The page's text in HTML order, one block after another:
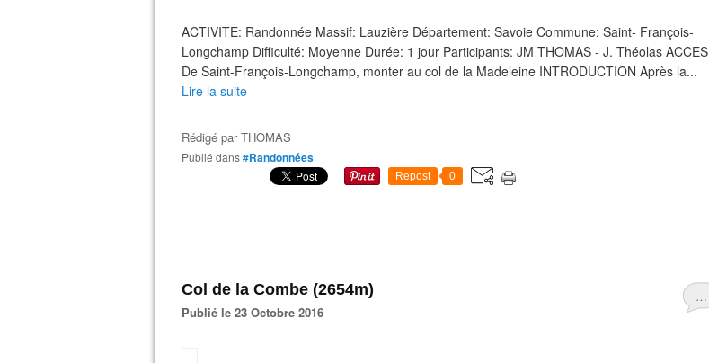
ACTIVITE: Randonnée Massif: Lauzière Département: Savoie Commune: Saint- François-
Longchamp Difficulté: Moyenne Durée: 1 jour Participants: JM THOMAS - J. Théolas ACCES
De Saint-François-Longchamp, monter au col de la Madeleine INTRODUCTION Après la...
Lire la suite
Rédigé parTHOMAS
Publié dans#Randonnées
Repost 0
…
Col de la Combe (2654m)
Publié le 23 Octobre 2016